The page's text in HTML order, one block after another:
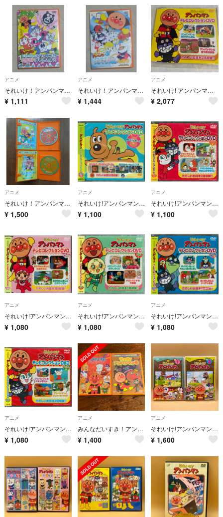
アニメ
それいけ！アンパンマン ヒヤ・ヒヤ・ヒヤリコとばぶ・ばぶ・ばいきんまん DVD
¥ 1,111
アニメ
それいけ！アンパンマン ロールとローラ うきぐも城のひみつ DVD
¥ 1,444
アニメ
それいけ! アンパンマン テレビコレクション 完全生産限定DVD PPVA-17
¥ 2,077
アニメ
それいけ！アンパンマン ベストセレクション DVD ２枚セット
¥ 1,500
アニメ
それいけ!アンパンマンテレビコレクションDVDめいけんチーズ編
¥ 1,100
アニメ
それいけ!アンパンマン テレビコレクションDVD ドキンちゃん編 DVD
¥ 1,100
アニメ
それいけ!アンパンマンテレビコレクションDVDあかちゃんまん編
¥ 1,080
アニメ
それいけ!アンパンマンテレビコレクションDVDメロンパンナ編
¥ 1,080
アニメ
それいけ!アンパンマン DVD ばいきんまん編 DVD
¥ 1,080
アニメ
それいけ!アンパンマン テレビコレクション、DVDわくわく編
¥ 1,080
アニメ
みんなだいすき！アンパンマン すすめ！アンパンマン号 DVD
¥ 1,400
アニメ
それいけ!アンパンマン DVD 2本 2009 ①・③
¥ 1,600